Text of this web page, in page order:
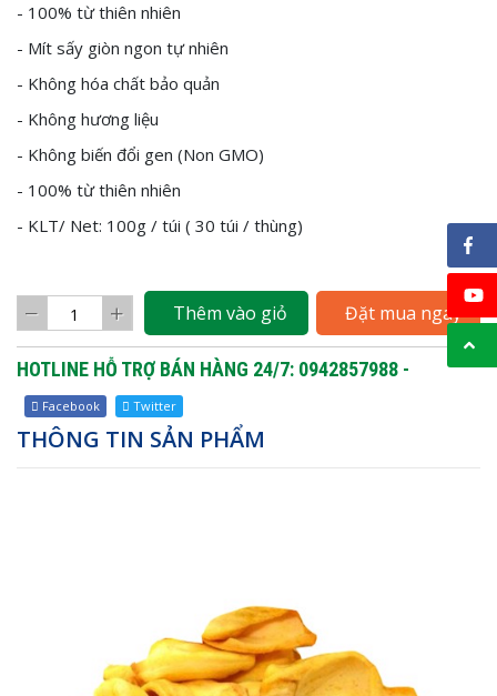
- 100% từ thiên nhiên
- Mít sấy giòn ngon tự nhiên
- Không hóa chất bảo quản
- Không hương liệu
- Không biến đổi gen (Non GMO)
- 100% từ thiên nhiên
- KLT/ Net: 100g / túi ( 30 túi / thùng)
Thêm vào giỏ Đặt mua ngay
HOTLINE HỖ TRỢ BÁN HÀNG 24/7: 0942857988 -
Facebook Twitter
THÔNG TIN SẢN PHẨM